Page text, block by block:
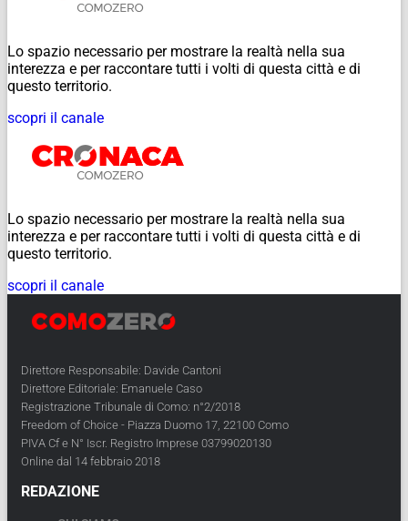
Lo spazio necessario per mostrare la realtà nella sua
interezza e per raccontare tutti i volti di questa città e di
questo territorio.
scopri il canale
Lo spazio necessario per mostrare la realtà nella sua
interezza e per raccontare tutti i volti di questa città e di
questo territorio.
scopri il canale
Direttore Responsabile: Davide Cantoni
Direttore Editoriale: Emanuele Caso
Registrazione Tribunale di Como: n°2/2018
Freedom of Choice - Piazza Duomo 17, 22100 Como
PIVA Cf e N° Iscr. Registro Imprese 03799020130
Online dal 14 febbraio 2018
REDAZIONE